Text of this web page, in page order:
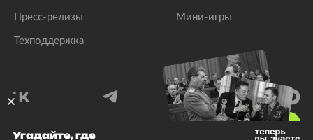
Пресс-релизы
Техподдержка
Мини-игры
Угадайте, где